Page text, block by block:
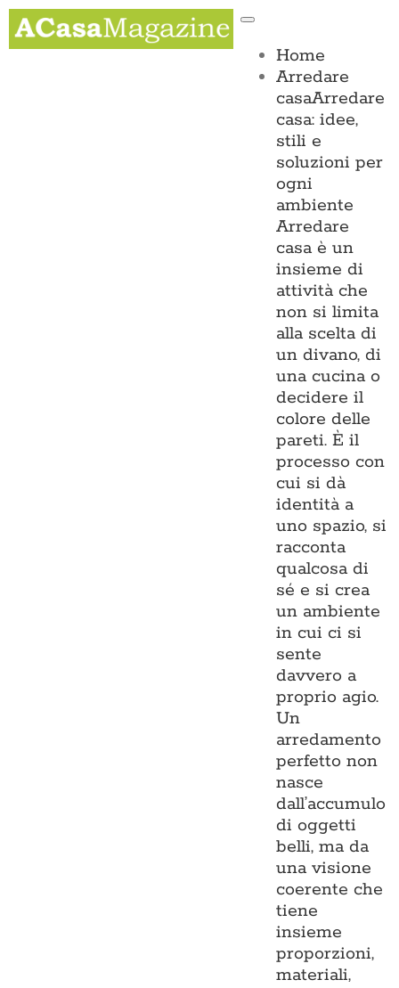
Salta
contenuto
Toggle
Home
Arredare
casaArredare
casa: idee,
stili e
soluzioni per
ogni
ambiente
Arredare
casa è un
insieme di
attività che
non si limita
alla scelta di
un divano, di
una cucina o
decidere il
colore delle
pareti. È il
processo con
cui si dà
identità a
uno spazio, si
racconta
qualcosa di
sé e si crea
un ambiente
in cui ci si
sente
davvero a
proprio agio.
Un
arredamento
perfetto non
nasce
dall’accumulo
di oggetti
belli, ma da
una visione
coerente che
tiene
insieme
proporzioni,
materiali,